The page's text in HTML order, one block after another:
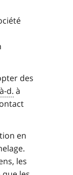
des
d. à
en
les